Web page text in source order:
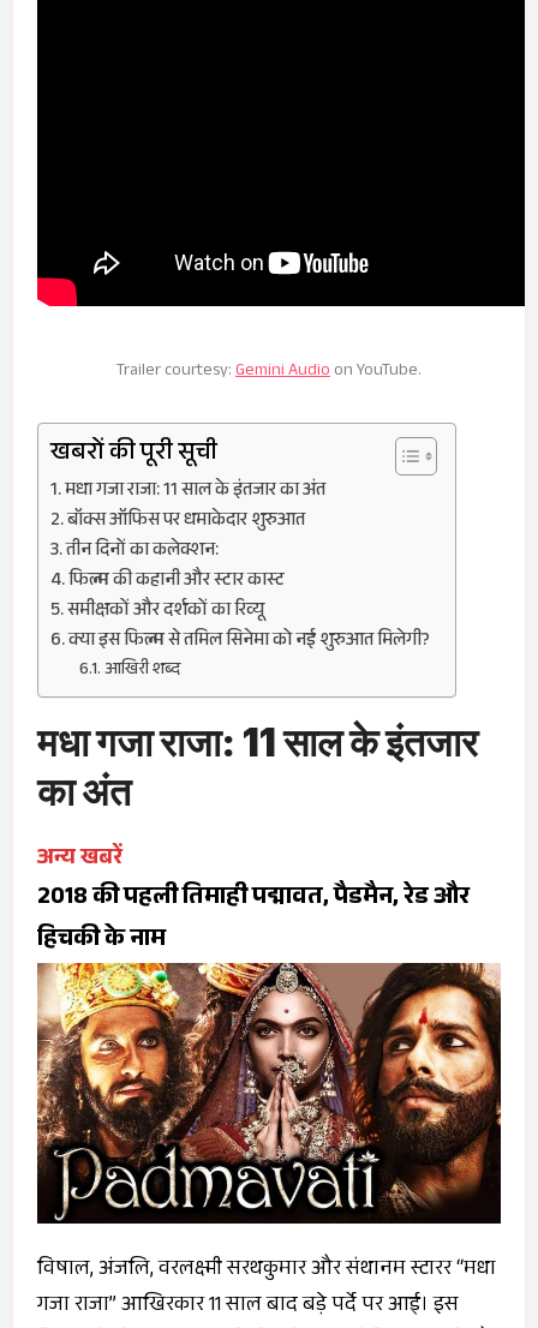
Trailer courtesy:Gemini Audioon YouTube.
खबरों की पूरी सूची
मधा गजा राजा: 11 साल के इंतजार का अंत
बॉक्स ऑफिस पर धमाकेदार शुरुआत
तीन दिनों का कलेक्शन:
फिल्म की कहानी और स्टार कास्ट
समीक्षकों और दर्शकों का रिव्यू
क्या इस फिल्म से तमिल सिनेमा को नई शुरुआत मिलेगी?
आखिरी शब्द
मधा गजा राजा: 11 साल के इंतजार
का अंत
अन्य खबरें
2018 की पहली तिमाही पद्मावत, पैडमैन, रेड और
हिचकी के नाम
विषाल, अंजलि, वरलक्ष्मी सरथकुमार और संथानम स्टारर “मधा
गजा राजा” आखिरकार 11 साल बाद बड़े पर्दे पर आई। इस